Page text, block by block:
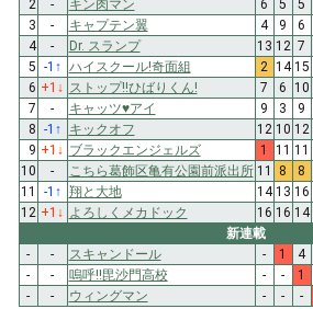
2 - キン肉マン 6 5 5
3
- キャプテン翼 4 9 6
4
- Dr. スランプ 13 12 7
5 -1 ↑ ハイスクール!奇面組 2 14 15
6 +1 ↓ ストップ!!ひばりくん! 7 6 10
7
- キャッツ♥アイ 9 3 9
8 -1 ↑ キックオフ 12 10 12
9 +1 ↓ ブラックエンジェルズ 1 11 11
10
- こちら葛飾区亀有公園前派出所 11 8 8
11
-1 ↑ 翔と大地 14 13 16
12 +1 ↓ よろしくメカドック 16 16 14
新連載
-
- スキャンドール - 1 4
-
- 嗚呼!!毘沙門高校 - - 1
-
- ウィングマン - - -